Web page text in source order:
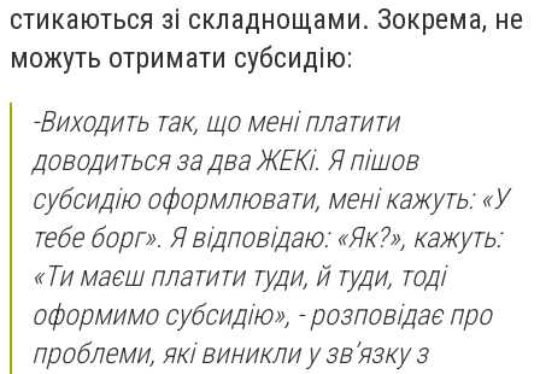
стикаються зі складнощами. Зокрема, не
можуть отримати субсидію:
-Виходить так, що мені платити
доводиться за два ЖЕКі. Я пішов
субсидію оформлювати, мені кажуть: «У
тебе борг». Я відповідаю: «Як?», кажуть:
«Ти маєш платити туди, й туди, тоді
оформимо субсидію», - розповідає про
проблеми, які виникли у зв’язку з